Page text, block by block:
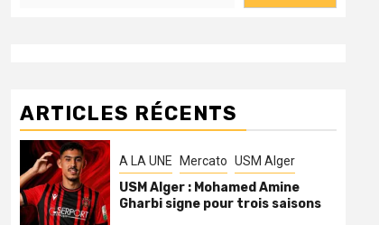
ARTICLES RÉCENTS
A LA UNE Mercato USM Alger
USM Alger : Mohamed Amine
Gharbi signe pour trois saisons